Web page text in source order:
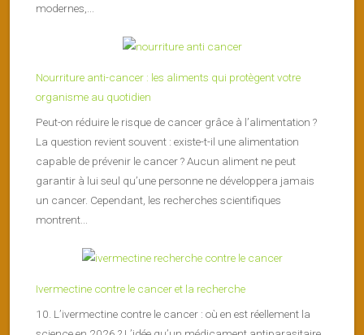
modernes,...
Nourriture anti-cancer : les aliments qui protègent votre
organisme au quotidien
Peut-on réduire le risque de cancer grâce à l’alimentation ?
La question revient souvent : existe-t-il une alimentation
capable de prévenir le cancer ? Aucun aliment ne peut
garantir à lui seul qu’une personne ne développera jamais
un cancer. Cependant, les recherches scientifiques
montrent...
Ivermectine contre le cancer et la recherche
10. L’ivermectine contre le cancer : où en est réellement la